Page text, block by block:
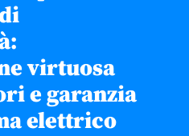
virtuosa
e garanzia
elettrico